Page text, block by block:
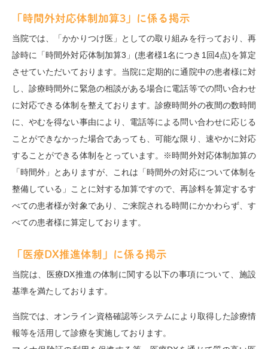
「時間外対応体制加算3」に係る掲示
当院では、「かかりつけ医」としての取り組みを行っており、再
診時に「時間外対応体制加算3」(患者様1名につき1回4点)を算定
させていただいております。当院に定期的に通院中の患者様に対
し、診療時間外に緊急の相談がある場合に電話等での問い合わせ
に対応できる体制を整えております。診療時間外の夜間の数時間
に、やむを得ない事由により、電話等による問い合わせに応じる
ことができなかった場合であっても、可能な限り、速やかに対応
することができる体制をとっています。※時間外対応体制加算の
「時間外」とありますが、これは「時間外の対応について体制を
整備している」ことに対する加算ですので、再診料を算定するす
べての患者様が対象であり、ご来院される時間にかかわらず、す
べての患者様に算定しております。
「医療DX推進体制」に係る掲示
当院は、医療DX推進の体制に関する以下の事項について、施設
基準を満たしております。
当院では、オンライン資格確認等システムにより取得した診療情
報等を活用して診療を実施しております。